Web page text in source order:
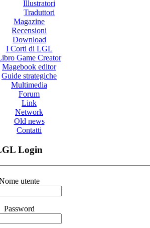
Illustratori
Traduttori
Magazine
Recensioni
Download
I Corti di LGL
Game Creator
Magebook editor
Guide strategiche
Multimedia
Forum
Link
Network
Old news
Contatti
Login
utente
Password